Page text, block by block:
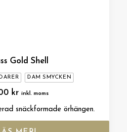
Gold Shell
DAM SMYCKEN
kr inkl. moms
snäckformade örhängen.